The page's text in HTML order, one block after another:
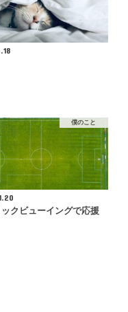
僕のこと
クビューイングで応援